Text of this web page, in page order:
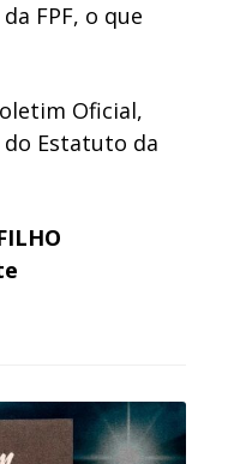
FPF, o que
Oficial,
Estatuto da